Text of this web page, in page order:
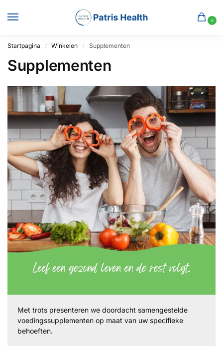
0
Startpagina / Winkelen / Supplementen
Supplementen
Met trots presenteren we doordacht samengestelde
voedingssupplementen op maat van uw specifieke
behoeften.